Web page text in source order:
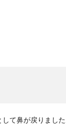
て鼻が戻りまし